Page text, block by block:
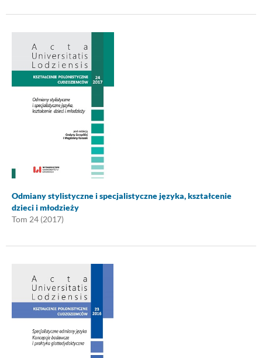
Odmiany stylistyczne i specjalistyczne języka, kształcenie
dzieci i młodzieży
Tom 24 (2017)